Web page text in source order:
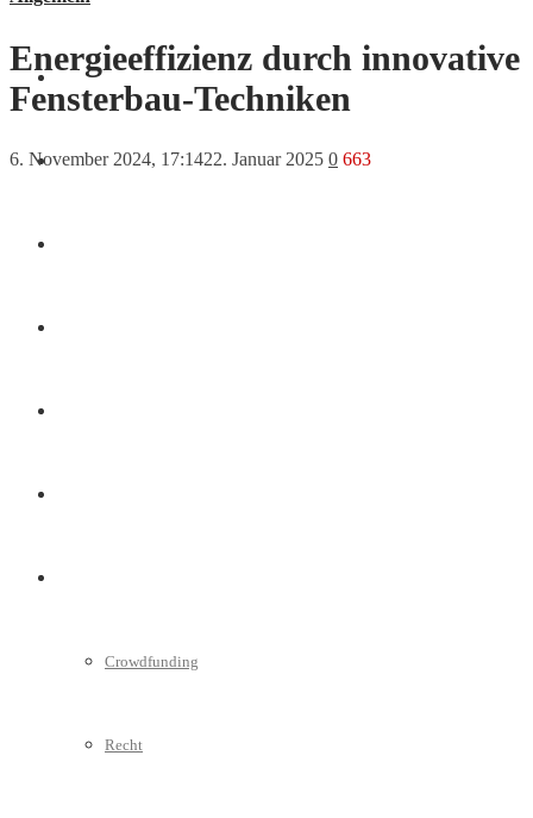
Startups
News
Crowdfunding
Recht
Energieeffizienz durch innovative
Fensterbau-Techniken
6. November 2024, 17:1422. Januar 2025 0 663